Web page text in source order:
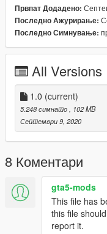
Првпат Додадено:
Последно Ажурирање:
Последно Симнување:
All Versions
1.0 (current)
5.248 симнато, 102 MB
Септември 9, 2020
8 Коментари
gta5-mods
This file has
this file
report it.